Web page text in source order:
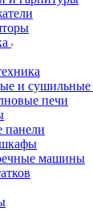
и
печи
панели
машины